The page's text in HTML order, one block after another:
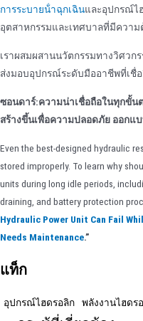
การระบายน้ําฉุกเฉินและอุปกรณ์ไ
อุตสาหกรรมและเทศบาลที่มีความ
เราผสมผสานนวัตกรรมทางวิศวก
ส่งมอบอุปกรณ์ระดับมืออาชีพที่เชื่
ซอนดาร์:ความน่าเชื่อถือในทุกขั้น
สร้างขึ้นเพื่อความปลอดภัย ออกแ
Even the best-designed hydraulic
stored improperly. To learn why
units during long idle periods,
draining, and battery protection
Hydraulic Power Unit Can Fail
Needs Maintenance.”
แท็ก
อุปกรณ์ไฮดรอลิก พลังงานไฮดร